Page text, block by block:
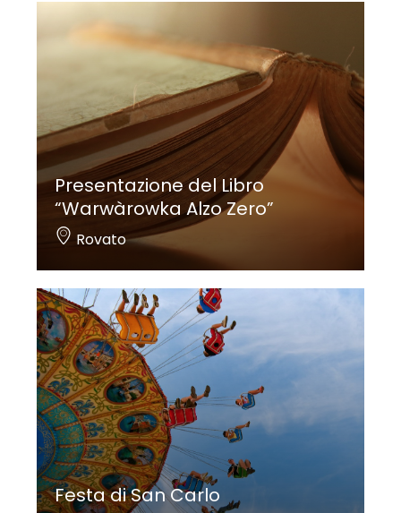
Presentazione del Libro
“Warwàrowka Alzo Zero”
Rovato
Festa di San Carlo